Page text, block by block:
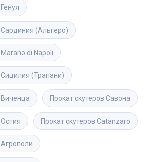
Генуя
Сардиния (Альгеро)
Marano di Napoli
Сицилия (Трапани)
Виченца Прокат скутеров Савона
Остия Прокат скутеров Catanzaro
Агрополи